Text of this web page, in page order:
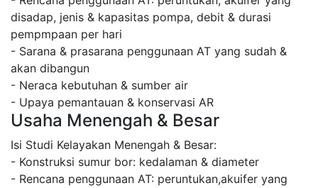
disadap, jenis & kapasitas pompa, debit & durasi
pempmpaan per hari
- Sarana & prasarana penggunaan AT yang sudah &
akan dibangun
- Neraca kebutuhan & sumber air
- Upaya pemantauan & konservasi AR
Usaha Menengah & Besar
Isi Studi Kelayakan Menengah & Besar:
- Konstruksi sumur bor: kedalaman & diameter
- Rencana penggunaan AT: peruntukan,akuifer yang